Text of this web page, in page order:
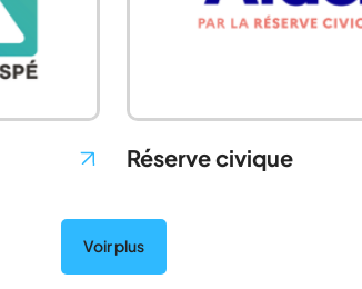
Réserve civique
Voir plus